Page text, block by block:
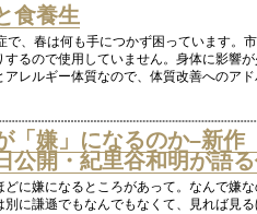
食養生
、春は何も手につかず困っています。
るので使用していません。身体に影響
レルギー体質なので、体質改善へのア
「嫌」になるのか–新作
公開・紀里谷和明が語
に嫌になるところがあって。なんで嫌
に謙遜でもなんでもなくて、見れば見